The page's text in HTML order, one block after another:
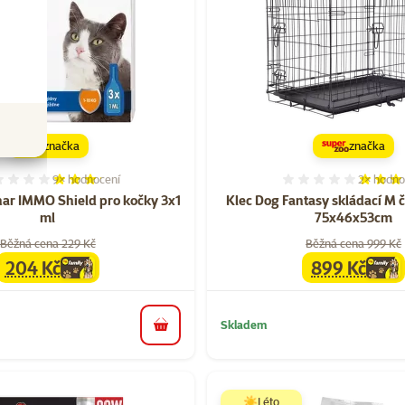
IMMO Shield pro kočky 3x1
ml
Hodnocení 64%, počet hodnocení: 9
9× hodnocení
Běžná cena 229 Kč
familycena
204 Kč
značka
do košíku
Klec Dog Fantasy skládací M
75x46x53cm
2×
Běžná cena 999 Kč
familycena
899 Kč
značka
Skladem
☀️Léto